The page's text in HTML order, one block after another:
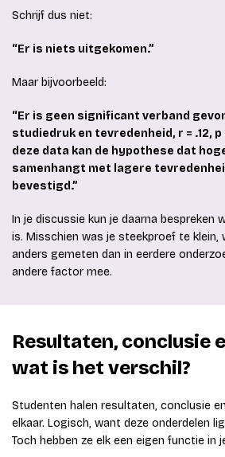
Schrijf dus niet:
“Er is niets uitgekomen.”
Maar bijvoorbeeld:
“Er is geen significant verband
studiedruk en tevredenheid, r = .12, p
deze data kan de hypothese dat
samenhangt met lagere
bevestigd.”
In je discussie kun je daarna bespreken
is. Misschien was je steekproef te klein,
anders gemeten dan in eerdere
andere factor mee.
Resultaten, conclusie
wat is het verschil?
Studenten halen resultaten, conclusie
elkaar. Logisch, want deze onderdelen
Toch hebben ze elk een eigen functie in